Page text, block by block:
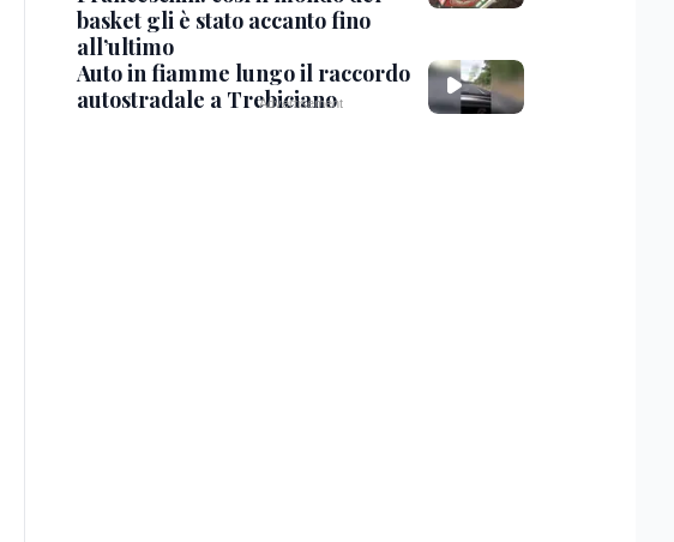
basket gli è stato accanto fino
all’ultimo
Auto in fiamme lungo il raccordo
autostradale a Trebiciano